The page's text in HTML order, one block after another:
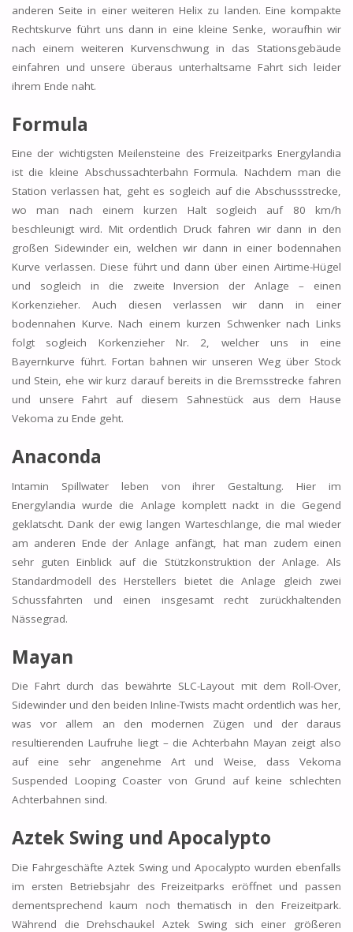
anderen Seite in einer weiteren Helix zu landen. Eine kompakte
Rechtskurve führt uns dann in eine kleine Senke, woraufhin wir
nach einem weiteren Kurvenschwung in das Stationsgebäude
einfahren und unsere überaus unterhaltsame Fahrt sich leider
ihrem Ende naht.
Formula
Eine der wichtigsten Meilensteine des Freizeitparks Energylandia
ist die kleine Abschussachterbahn Formula. Nachdem man die
Station verlassen hat, geht es sogleich auf die Abschussstrecke,
wo man nach einem kurzen Halt sogleich auf 80 km/h
beschleunigt wird. Mit ordentlich Druck fahren wir dann in den
großen Sidewinder ein, welchen wir dann in einer bodennahen
Kurve verlassen. Diese führt und dann über einen Airtime-Hügel
und sogleich in die zweite Inversion der Anlage – einen
Korkenzieher. Auch diesen verlassen wir dann in einer
bodennahen Kurve. Nach einem kurzen Schwenker nach Links
folgt sogleich Korkenzieher Nr. 2, welcher uns in eine
Bayernkurve führt. Fortan bahnen wir unseren Weg über Stock
und Stein, ehe wir kurz darauf bereits in die Bremsstrecke fahren
und unsere Fahrt auf diesem Sahnestück aus dem Hause
Vekoma zu Ende geht.
Anaconda
Intamin Spillwater leben von ihrer Gestaltung. Hier im
Energylandia wurde die Anlage komplett nackt in die Gegend
geklatscht. Dank der ewig langen Warteschlange, die mal wieder
am anderen Ende der Anlage anfängt, hat man zudem einen
sehr guten Einblick auf die Stützkonstruktion der Anlage. Als
Standardmodell des Herstellers bietet die Anlage gleich zwei
Schussfahrten und einen insgesamt recht zurückhaltenden
Nässegrad.
Mayan
Die Fahrt durch das bewährte SLC-Layout mit dem Roll-Over,
Sidewinder und den beiden Inline-Twists macht ordentlich was her,
was vor allem an den modernen Zügen und der daraus
resultierenden Laufruhe liegt – die Achterbahn Mayan zeigt also
auf eine sehr angenehme Art und Weise, dass Vekoma
Suspended Looping Coaster von Grund auf keine schlechten
Achterbahnen sind.
Aztek Swing und Apocalypto
Die Fahrgeschäfte Aztek Swing und Apocalypto wurden ebenfalls
im ersten Betriebsjahr des Freizeitparks eröffnet und passen
dementsprechend kaum noch thematisch in den Freizeitpark.
Während die Drehschaukel Aztek Swing sich einer größeren